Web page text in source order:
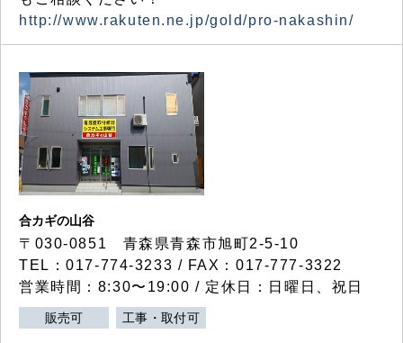
http://www.rakuten.ne.jp/gold/pro-nakashin/
合カギの山谷
〒030-0851 青森県青森市旭町2-5-10
TEL：017-774-3233 / FAX：017-777-3322
営業時間：8:30〜19:00 / 定休日：日曜日、祝日
販売可 工事・取付可